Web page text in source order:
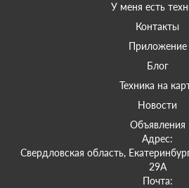
У меня есть
Контакты
Приложение
Блог
Техника на
Новости
Объявления
Адрес:
Свердловская область,
29А
Почта: